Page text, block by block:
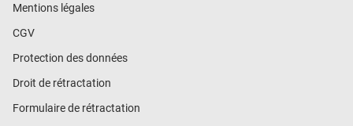
Mentions légales
CGV
Protection des données
Droit de rétractation
Formulaire de rétractation